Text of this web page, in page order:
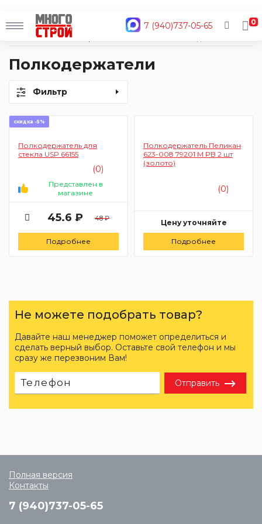
7 (940)737-05-65
0
Главная
Каталог
Полкодержатели
Фильтр
скидка -5%
Полкодержатель для
стекла USP 66155
(0)
Представлен в
магазине
45.6 ₽ 48 ₽
Подробнее
Полкодержатель Пеликан
623-008 79201 M PB 2 шт
(золото)
(0)
Цену уточняйте
Заказать
Подробнее
Не можете подобрать товар?
Давайте наш менеджер поможет определиться и
сделать верный выбор. Оставьте свой телефон и мы
сразу же перезвоним Вам!
Отправить
Полная версия
Контакты
7 (940)737-05-65